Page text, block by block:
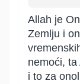
Allah je
Zemlju i
nemoći,
i to za